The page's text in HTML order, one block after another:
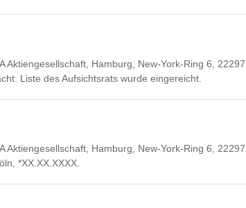
Aktiengesellschaft, Hamburg, New-York-Ring 6,
Liste des Aufsichtsrats wurde eingereicht.
Aktiengesellschaft, Hamburg, New-York-Ring 6,
*XX.XX.XXXX.